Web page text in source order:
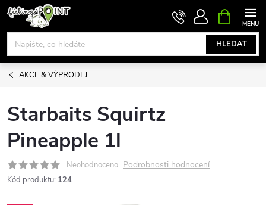
Přejít
obsah
HLEDAT
NÁKUPNÍ
KOŠÍK
AKCE & VÝPRODEJ
Starbaits Squirtz
Pineapple 1l
Neohodnoceno Podrobnosti hodnocení
Kód produktu: 124